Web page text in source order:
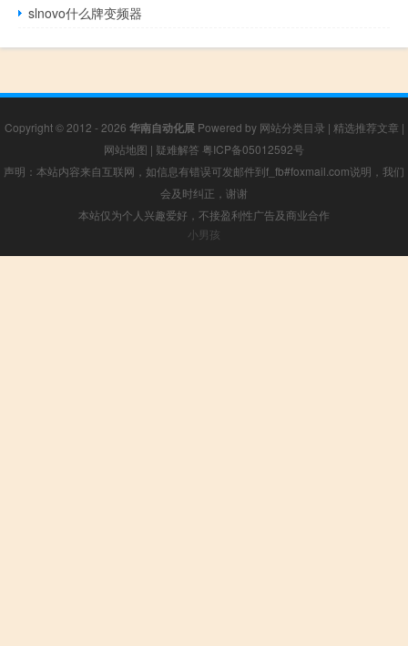
slnovo什么牌变频器
Copyright © 2012 - 2026 华南自动化展Powered by 网站分类目录 | 精选推荐文章 |
网站地图 | 疑难解答 粤ICP备05012592号
声明：本站内容来自互联网，如信息有错误可发邮件到f_fb#foxmail.com说明，我们
会及时纠正，谢谢
本站仅为个人兴趣爱好，不接盈利性广告及商业合作
小男孩